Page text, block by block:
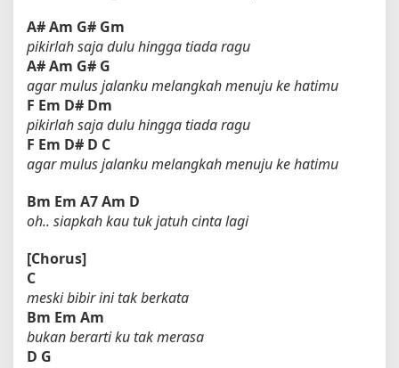
A#Am G# Gm
pikirlah saja dulu hingga tiada ragu
A#Am G# G
agar mulus jalanku melangkah menuju ke hatimu
F Em D# Dm
pikirlah saja dulu hingga tiada ragu
F Em D# D C
agar mulus jalanku melangkah menuju ke hatimu
Bm Em A7Am D
oh.. siapkah kau tuk jatuh cinta lagi
[Chorus]
C
meski bibir ini tak berkata
Bm Em Am
bukan berarti ku tak merasa
D G